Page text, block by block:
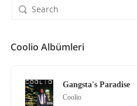
Coolio Albümleri
Gangsta's Paradise
Coolio